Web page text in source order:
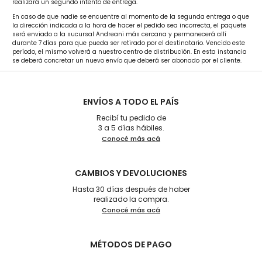
realizará un segundo intento de entrega.
En caso de que nadie se encuentre al momento de la segunda entrega o que
la dirección indicada a la hora de hacer el pedido sea incorrecta, el paquete
será enviado a la sucursal Andreani más cercana y permanecerá allí
durante 7 días para que pueda ser retirado por el destinatario. Vencido este
período, el mismo volverá a nuestro centro de distribución. En esta instancia
se deberá concretar un nuevo envío que deberá ser abonado por el cliente.
ENVÍOS A TODO EL PAÍS
Recibí tu pedido de
3 a 5 días hábiles.
Conocé más acá
CAMBIOS Y DEVOLUCIONES
Hasta 30 días después de haber
realizado la compra.
Conocé más acá
MÉTODOS DE PAGO